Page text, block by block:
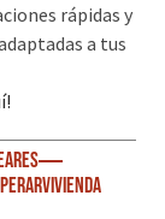
rápidas y
a tus